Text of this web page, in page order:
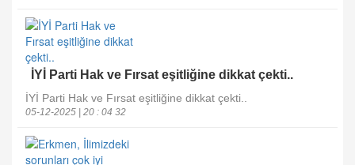
İYİ Parti Hak ve Fırsat eşitliğine dikkat çekti..
İYİ Parti Hak ve Fırsat eşitliğine dikkat çekti..
05-12-2025 | 20 : 04 32